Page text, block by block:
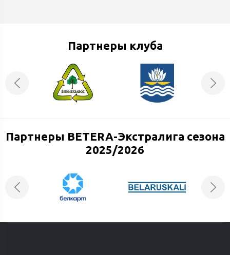
Партнеры клуба
Партнеры BETERA-Экстралига сезона
2025/2026